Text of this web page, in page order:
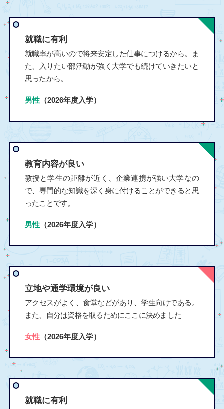
就職に有利
就職率が高いので将来安定した仕事につけるから。ま
た、入りたい部活動が強く大学でも続けていきたいと
思ったから。
男性（2026年度入学）
教育内容が良い
教授と学生の距離が近く、企業連携が強い大学なの
で、専門的な知識を深く身に付けることができると思
ったことです。
男性（2026年度入学）
立地や通学環境が良い
アクセスがよく、食堂などがあり、学生向けである。
また、自分は資格を取るためにここに決めました
女性（2026年度入学）
就職に有利